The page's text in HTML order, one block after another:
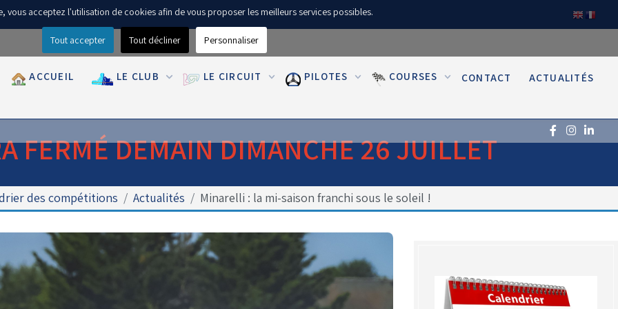
ACCUEIL LE CLUB LE CIRCUIT PILOTES COURSES CONTACT ACTUALITÉS
FERMÉ DEMAIN DIMANCHE 26 JUILLET
des compétitions Actualités Minarelli : la mi-saison franchi sous le soleil !
vous acceptez l'utilisation de cookies afin de vous proposer les meilleurs services possibles.
Tout accepter Tout décliner Personnaliser